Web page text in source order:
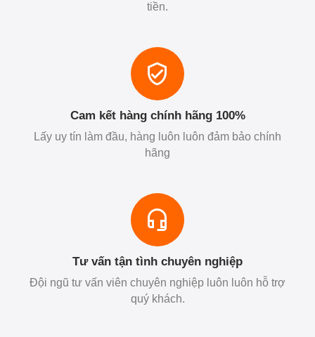
tiền.
Cam kết hàng chính hãng 100%
Lấy uy tín làm đầu, hàng luôn luôn đảm bảo chính
hãng
Tư vấn tận tình chuyên nghiệp
Đội ngũ tư vấn viên chuyên nghiệp luôn luôn hỗ trợ
quý khách.